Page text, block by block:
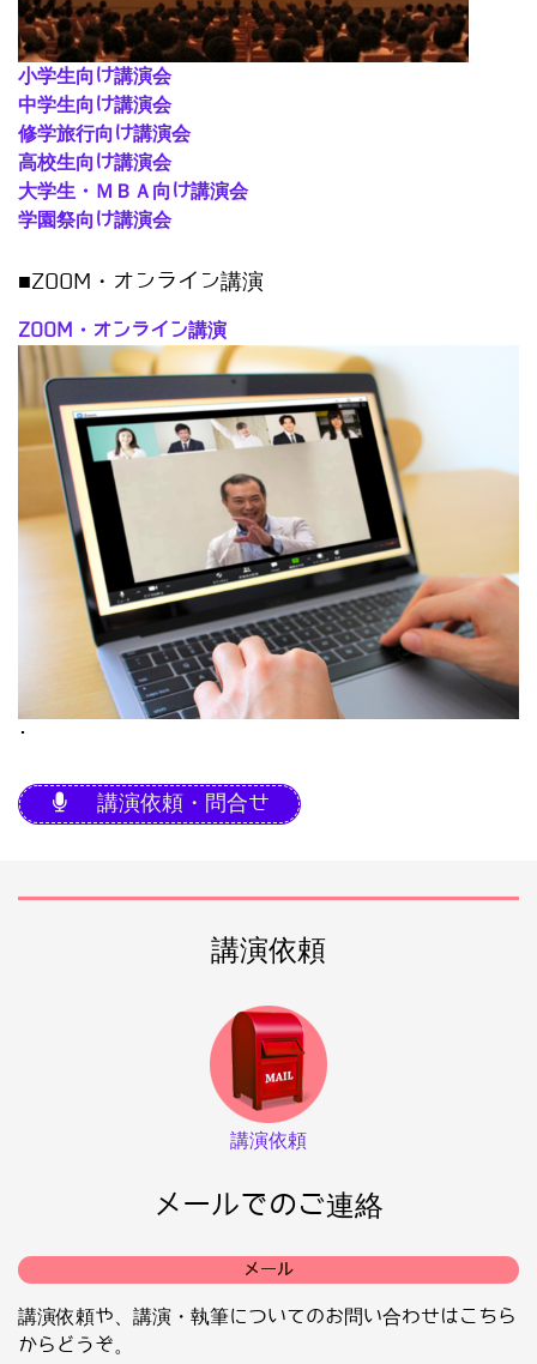
小学生向け講演会
中学生向け講演会
修学旅行向け講演会
高校生向け講演会
大学生・ＭＢＡ向け講演会
学園祭向け講演会
■ZOOM・オンライン講演
ZOOM・オンライン講演
･
講演依頼・問合せ
講演依頼
講演依頼
メールでのご連絡
メール
講演依頼や、講演・執筆についてのお問い合わせはこちら
からどうぞ。